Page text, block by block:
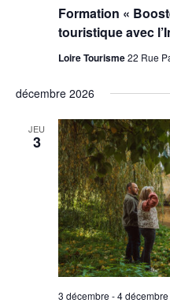
Formation «
touristique avec
Loire Tourisme22 Rue
décembre 2026
JEU
3
3 décembre -4 décembre